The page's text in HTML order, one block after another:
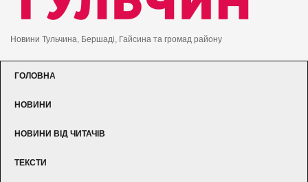
Новини Тульчина, Бершаді, Гайсина та громад району
ГОЛОВНА
НОВИНИ
НОВИНИ ВІД ЧИТАЧІВ
ТЕКСТИ